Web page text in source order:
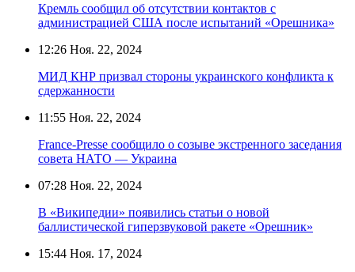
Кремль сообщил об отсутствии контактов с
администрацией США после испытаний «Орешника»
12:26 Ноя. 22, 2024
МИД КНР призвал стороны украинского конфликта к
сдержанности
11:55 Ноя. 22, 2024
France-Presse сообщило о созыве экстренного заседания
совета НАТО — Украина
07:28 Ноя. 22, 2024
В «Википедии» появились статьи о новой
баллистической гиперзвуковой ракете «Орешник»
15:44 Ноя. 17, 2024